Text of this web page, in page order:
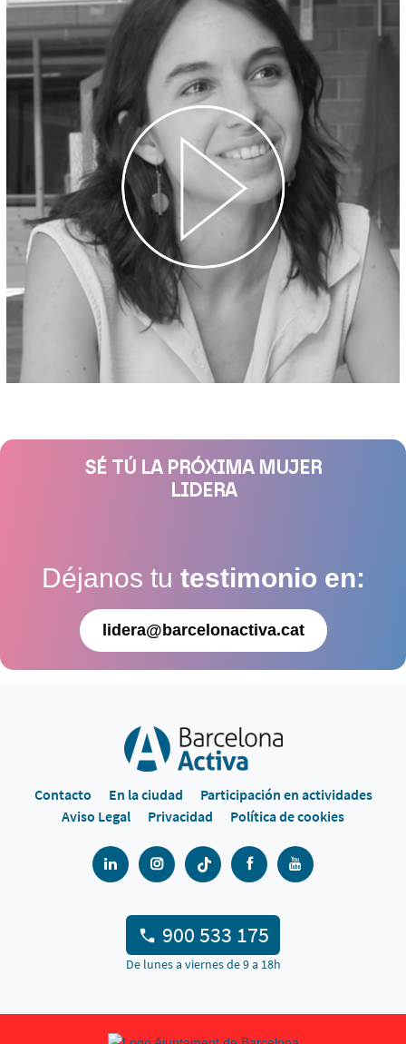
SÉ TÚ LA PRÓXIMA MUJER
LIDERA
Déjanos tu testimonio en:
lidera@barcelonactiva.cat
Contacto En la ciudad
Participación en actividades
Aviso Legal
Privacidad Política de cookies
900 533 175
De lunes a viernes de 9 a 18h